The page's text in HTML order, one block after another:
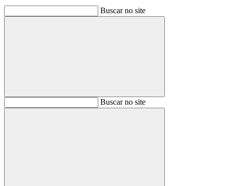
Buscar no site
BuscarBuscar no site